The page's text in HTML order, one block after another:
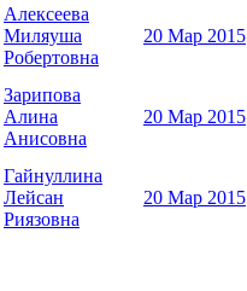
Алексеева
Миляуша
Робертовна
20 Мар 2015
Зарипова
Алина
Анисовна
20 Мар 2015
Гайнуллина
Лейсан
Риязовна
20 Мар 2015